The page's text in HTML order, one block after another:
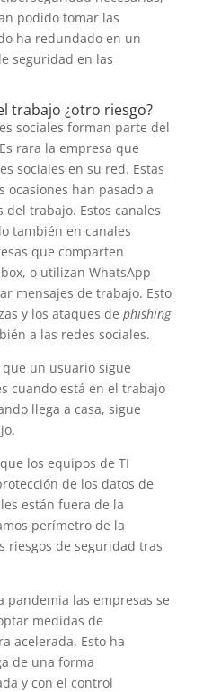
podido tomar las
ha redundado en un
seguridad en las
trabajo ¿otro riesgo?
sociales forman parte del
rara la empresa que
sociales en su red. Estas
ocasiones han pasado a
trabajo. Estos canales
también en canales
que comparten
o utilizan WhatsApp
mensajes de trabajo. Esto
y los ataques de phishing
a las redes sociales.
un usuario sigue
cuando está en el trabajo
llega a casa, sigue
los equipos de TI
de los datos de
están fuera de la
perímetro de la
riesgos de seguridad tras
pandemia las empresas se
medidas de
acelerada. Esto ha
de una forma
y con el control